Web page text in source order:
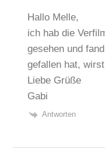
Hallo Melle,
ich hab die
gesehen und
gefallen hat,
Liebe Grüße
Gabi
Antworten